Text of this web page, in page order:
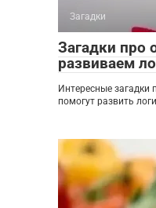
Загадки
Загадки про
развиваем
Интересные загадки
помогут развить